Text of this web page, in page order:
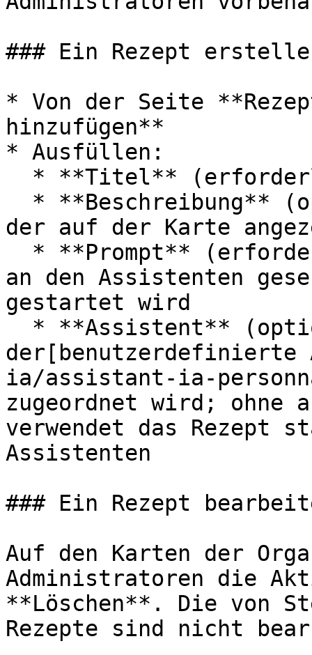
### Ein Rezept
* Von der Seite
hinzufügen**
* Ausfüllen:
der auf der Karte
an den Assistenten
gestartet wird
ia/assistant-ia-
zugeordnet wird; ohne
verwendet das Rezept
Assistenten
### Ein Rezept
Auf den Karten der
Administratoren die
**Löschen**. Die von
Rezepte sind nicht